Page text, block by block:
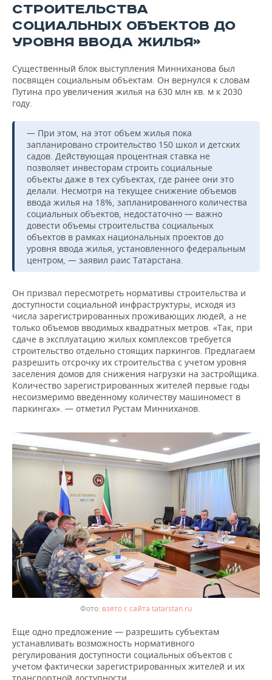
СТРОИТЕЛЬСТВА
СОЦИАЛЬНЫХ ОБЪЕКТОВ ДО
УРОВНЯ ВВОДА ЖИЛЬЯ»
Существенный блок выступления Минниханова был
посвящен социальным объектам. Он вернулся к словам
Путина про увеличения жилья на 630 млн кв. м к 2030
году.
— При этом, на этот объем жилья пока
запланировано строительство 150 школ и детских
садов. Действующая процентная ставка не
позволяет инвесторам строить социальные
объекты даже в тех субъектах, где ранее они это
делали. Несмотря на текущее снижение объемов
ввода жилья на 18%, запланированного количества
социальных объектов, недостаточно — важно
довести объемы строительства социальных
объектов в рамках национальных проектов до
уровня ввода жилья, установленного федеральным
центром, — заявил раис Татарстана.
Он призвал пересмотреть нормативы строительства и
доступности социальной инфраструктуры, исходя из
числа зарегистрированных проживающих людей, а не
только объемов вводимых квадратных метров. «Так, при
сдаче в эксплуатацию жилых комплексов требуется
строительство отдельно стоящих паркингов. Предлагаем
разрешить отсрочку их строительства с учетом уровня
заселения домов для снижения нагрузки на застройщика.
Количество зарегистрированных жителей первые годы
несоизмеримо введенному количеству машиномест в
паркингах». — отметил Рустам Минниханов.
взято с сайта tatarstan.ru
Еще одно предложение — разрешить субъектам
устанавливать возможность нормативного
регулирования доступности социальных объектов с
учетом фактически зарегистрированных жителей и их